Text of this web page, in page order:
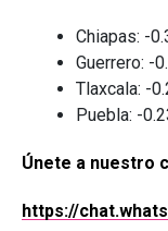
Chiapas: -
Guerrero: -
Tlaxcala: -
Puebla: -
Únete a nuestro
https://